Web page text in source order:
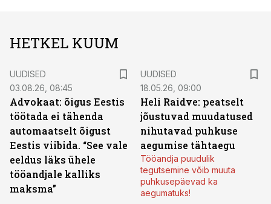
HETKEL KUUM
UUDISED
03.08.26, 08:45
Advokaat: õigus Eestis
töötada ei tähenda
automaatselt õigust
Eestis viibida. “See vale
eeldus läks ühele
tööandjale kalliks
maksma”
UUDISED
18.05.26, 09:00
Heli Raidve: peatselt
jõustuvad muudatused
nihutavad puhkuse
aegumise tähtaegu
Tööandja puudulik
tegutsemine võib muuta
puhkusepäevad ka
aegumatuks!